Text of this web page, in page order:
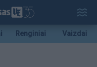
Renginiai Vaizdai